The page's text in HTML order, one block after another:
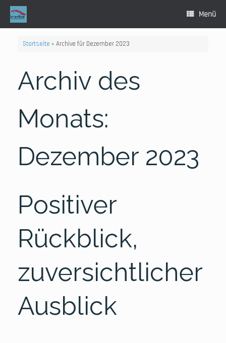
Inhalt
springen
Menü
Startseite » Archive für Dezember 2023
Archiv des
Monats:
Dezember 2023
Positiver
Rückblick,
zuversichtlicher
Ausblick